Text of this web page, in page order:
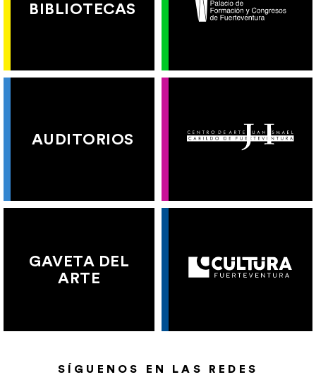
BIBLIOTECAS
AUDITORIOS
GAVETA DEL
ARTE
SÍGUENOS EN LAS REDES